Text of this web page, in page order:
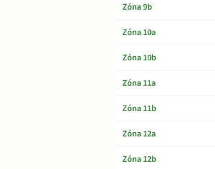
Zóna 9b
Zóna 10a
Zóna 10b
Zóna 11a
Zóna 11b
Zóna 12a
Zóna 12b